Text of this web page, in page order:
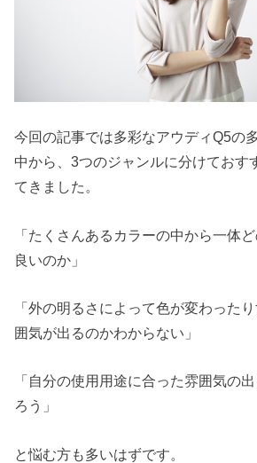
今回の記事では多彩なアウディQ5の
中から、3つのジャンルに分けておす
てきました。
「たくさんあるカラーの中から一体
良いのか」
「外の明るさによって色が変わった
囲気が出るのかわからない」
「自分の使用用途に合った雰囲気の
ろう」
と悩む方も多いはずです。